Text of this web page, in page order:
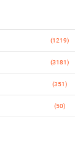
(1219)
(3181)
(351)
(50)